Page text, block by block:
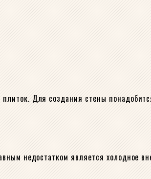
Для создания стены
недостатком является холодное